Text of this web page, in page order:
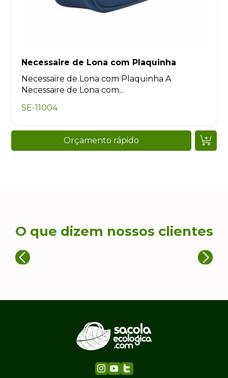
Necessaire de Lona com Plaquinha
Necessaire de Lona com Plaquinha A
Necessaire de Lona com...
SE-11004
Orçamento rápido
O que dizem nossos clientes